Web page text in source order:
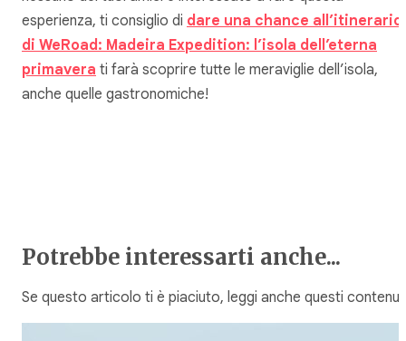
esperienza, ti consiglio di dare una chance all’itinerario
di WeRoad: Madeira Expedition: l’isola dell’eterna
primavera ti farà scoprire tutte le meraviglie dell’isola,
anche quelle gastronomiche!
Potrebbe interessarti anche...
Se questo articolo ti è piaciuto, leggi anche questi